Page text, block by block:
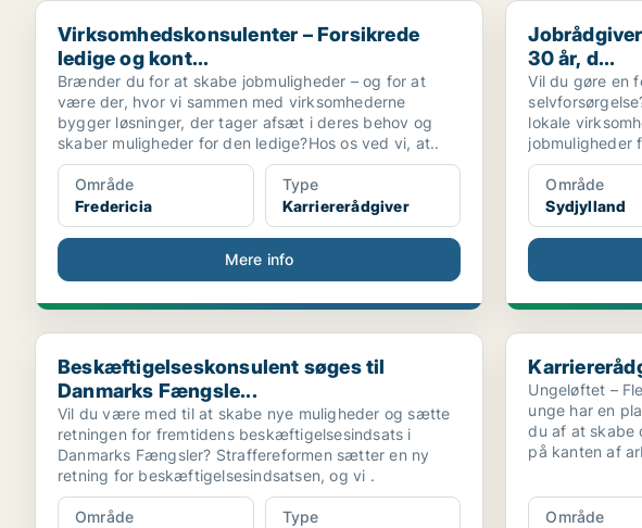
Virksomhedskonsulenter – Forsikrede ledige og kont...
Virksomhedskonsulenter – Forsikrede
ledige og kont...
Brænder du for at skabe jobmuligheder – og for at
være der, hvor vi sammen med virksomhederne
bygger løsninger, der tager afsæt i deres behov og
skaber muligheder for den ledige?Hos os ved vi, at..
Område
Fredericia
Type
Karriererådgiver
Mere info
Jobrådgiver til
30 år, d...
Vil du gøre en
lokale
jobmuligheder
Område
Sydjylland
Beskæftigelseskonsulent søges til Danmarks Fængsle...
Beskæftigelseskonsulent søges til
Danmarks Fængsle...
Vil du være med til at skabe nye muligheder og sætte
retningen for fremtidens beskæftigelsesindsats i
Danmarks Fængsler? Straffereformen sætter en ny
retning for beskæftigelsesindsatsen, og vi .
Område
Type
Ungeløftet –
unge har en
du af at skabe
på kanten af
Område